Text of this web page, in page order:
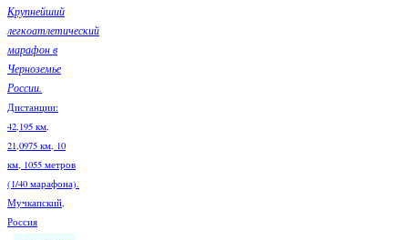
Крупнейший
легкоатлетический
марафон в
Черноземье
России.
Дистанции:
42,195 км,
21,0975 км, 10
км, 1055 метров
(1/40 марафона).
Мучкапский,
Россия